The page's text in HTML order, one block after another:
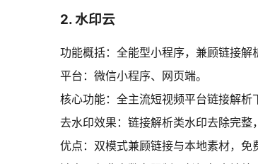
2. 水印云
功能概括：全能型小程序，兼顾链接解
平台：微信小程序、网页端。
核心功能：全主流短视频平台链接解
去水印效果：链接解析类水印去除完
优点：双模式兼顾链接与本地素材，免